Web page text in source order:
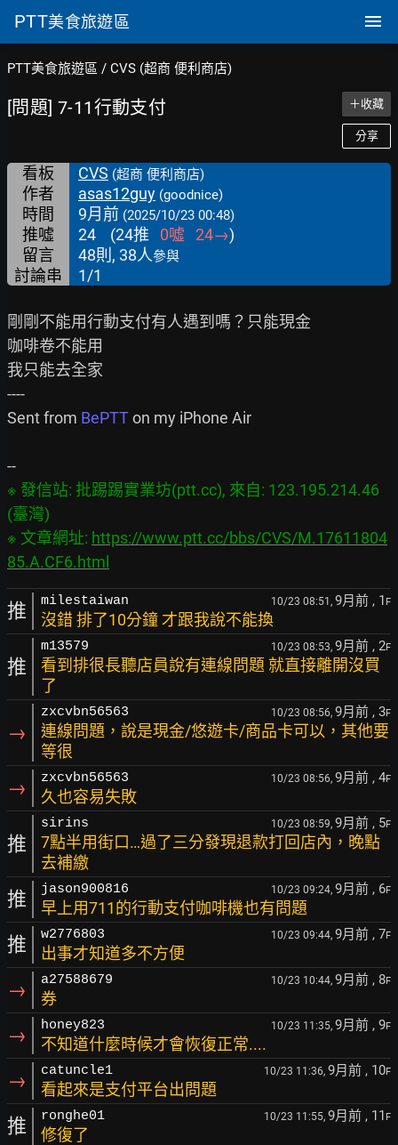
PTT美食旅遊區
PTT美食旅遊區 / CVS (超商 便利商店)
[問題] 7-11行動支付 ＋收藏
分享
看板 CVS (超商 便利商店)
作者 asas12guy (goodnice)
時間 9月前 (2025/10/23 00:48)
推噓 24 (24推 0噓 24→)
留言
48則, 38人參與
討論串 1/1
剛剛不能用行動支付有人遇到嗎？只能現金
咖啡卷不能用
我只能去全家
----
Sent from BePTT on my iPhone Air
※ 發信站: 批踢踢實業坊(ptt.cc), 來自: 123.195.214.46
(臺灣)
※ 文章網址: https://www.ptt.cc/bbs/CVS/M.17611804
85.A.CF6.html
推 milestaiwan 10/23 08:51, 9月前 , 1 F
沒錯 排了10分鐘 才跟我說不能換
推
m13579 10/23 08:53, 9月前 , 2F
看到排很長聽店員說有連線問題 就直接離開沒買
了
→
zxcvbn56563 10/23 08:56, 9月前 , 3F
連線問題，說是現金/悠遊卡/商品卡可以，其他要
等很
→ zxcvbn56563 10/23 08:56, 9月前 , 4F
久也容易失敗
推
sirins 10/23 08:59, 9月前 , 5F
7點半用街口…過了三分發現退款打回店內，晚點
去補繳
推 jason900816 10/23 09:24, 9月前 , 6F
早上用711的行動支付咖啡機也有問題
推 w2776803 10/23 09:44, 9月前 , 7F
出事才知道多不方便
→ a27588679 10/23 10:44, 9月前 , 8F
券
→ honey823 10/23 11:35, 9月前 , 9F
不知道什麼時候才會恢復正常....
→ catuncle1 10/23 11:36, 9月前 , 10F
看起來是支付平台出問題
推 ronghe01 10/23 11:55, 9月前 , 11 F
修復了